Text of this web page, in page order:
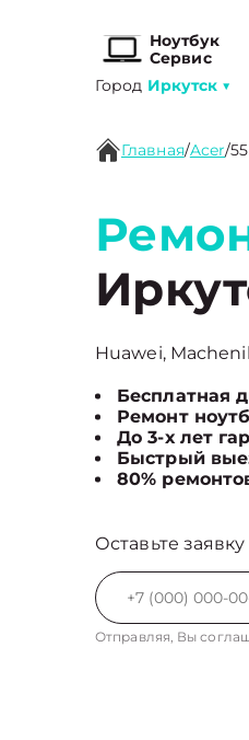
Ноутбук
Сервис
Город Иркутск ▼
Главная/Acer/
Huawei,
Бесплатная
Ремонт
До 3-х лет
Быстрый
80%
Оставьте
Отправляя, Вы